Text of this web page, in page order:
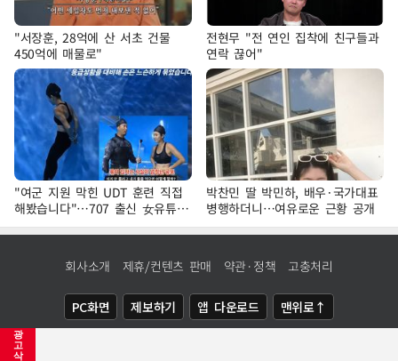
광
고
삭
"서장훈, 28억에 산 서초 건물
450억에 매물로"
전현무 "전 연인 집착에 친구들과
연락 끊어"
"여군 지원 막힌 UDT 훈련 직접
해봤습니다"…707 출신 女유튜버
'완벽 소화'
박찬민 딸 박민하, 배우·국가대표
병행하더니…여유로운 근황 공개
회사소개 제휴/컨텐츠 판매 약관·정책 고충처리
PC화면 제보하기 앱 다운로드 맨위로↑